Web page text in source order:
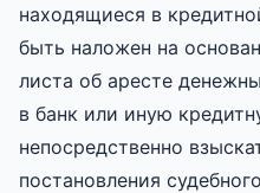
находящиеся в
быть наложен на
листа об аресте
в банк или иную
непосредственно
постановления